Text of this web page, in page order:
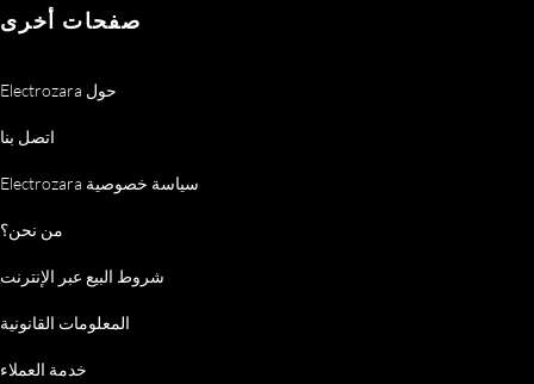
صفحات أخرى
Electrozara حول
اتصل بنا
Electrozara سياسة خصوصية
من نحن؟
شروط البيع عبر الإنترنت
المعلومات القانونية
خدمة العملاء